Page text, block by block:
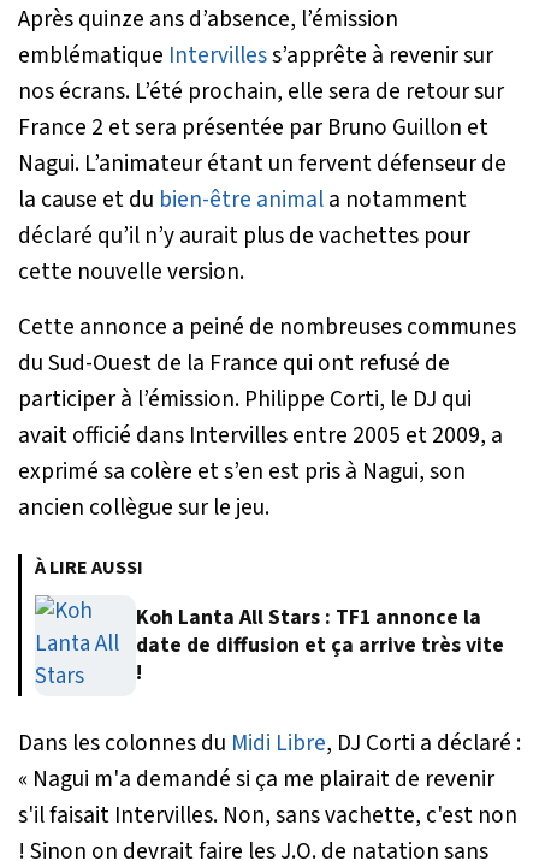
Après quinze ans d’absence, l’émission
emblématique Intervilless’apprête à revenir sur
nos écrans. L’été prochain, elle sera de retour sur
France 2 et sera présentée par Bruno Guillon et
Nagui. L’animateur étant un fervent défenseur de
la cause et du bien-être animala notamment
déclaré qu’il n’y aurait plus de vachettes pour
cette nouvelle version.
Cette annonce a peiné de nombreuses communes
du Sud-Ouest de la France qui ont refusé de
participer à l’émission. Philippe Corti, le DJ qui
avait officié dans Intervillesentre 2005 et 2009, a
exprimé sa colère et s’en est pris à Nagui, son
ancien collègue sur le jeu.
À LIRE AUSSI
Koh Lanta All Stars : TF1 annonce la
date de diffusion et ça arrive très vite
!
Dans les colonnes du Midi Libre, DJ Corti a déclaré :
« Nagui m'a demandé si ça me plairait de revenir
s'il faisait Intervilles. Non, sans vachette, c'est non
! Sinon on devrait faire les J.O. de natation sans